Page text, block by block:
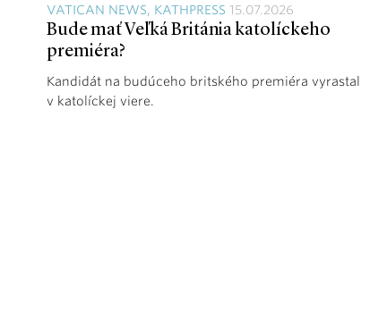
VATICAN NEWS, KATHPRESS 15.07.2026
Bude mať Veľká Británia katolíckeho
premiéra?
Kandidát na budúceho britského premiéra vyrastal
v katolíckej viere.